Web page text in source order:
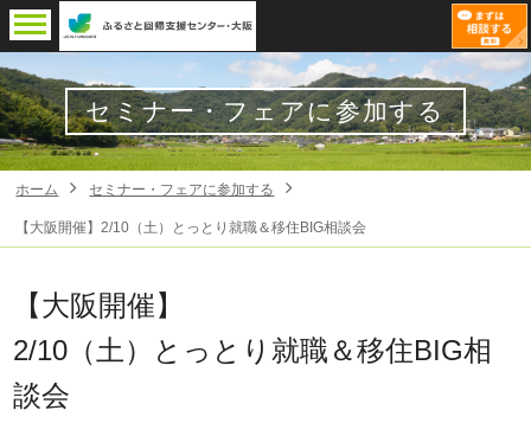
セミナー・フェアに参加する
ホーム セミナー・フェアに参加する
【大阪開催】2/10（土）とっとり就職＆移住BIG相談会
【大阪開催】
2/10（土）とっとり就職＆移住BIG相
談会